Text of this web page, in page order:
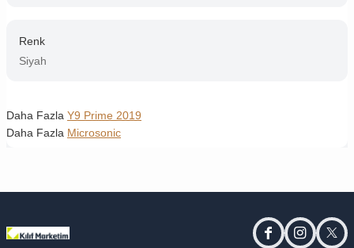
Renk
Siyah
Daha Fazla Y9 Prime 2019
Daha Fazla Microsonic
facebookinstagram